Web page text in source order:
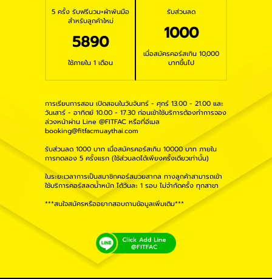
5 ครั้ง รับฟรีนวม+ผ้าพันมือ
สำหรับลูกค้าใหม่
5890
ใช้ภายใน 1 เดือน
รับส่วนลด
1000
เมื่อสมัครคอร์สเกิน 10,000
บาทขึ้นไป
การเรียนการสอน เปิดสอนในวันจันทร์ - ศุกร์ 13.00 - 21.00 และ
วันเสาร์ - อาทิตย์ 10.00 - 17.30 ก่อนเข้าใช้บริการต้องทำการจอง
ล่วงหน้าผ่าน Line @FITFAC หรือที่อีเมล
booking@fitfacmuaythai.com
รับส่วนลด 1000 บาท เมื่อสมัครคอร์สเกิน 10000 บาท ภายใน
การทดลอง 5 ครั้งแรก (ใช้ส่วนลดได้เพียงครั้งเดียวเท่านั้น)
ในระยะเวลาการเป็นสมาชิกคอร์สมวยสากล ทางลูกค้าสามารถเข้า
ใช้บริการคอร์สลดน้ำหนัก ได้วันละ 1 รอบ ไม่จำกัดครั้ง ทุกสาขา
***สนใจสมัครหรืออยากสอบถามข้อมูลเพิ่มเติม***